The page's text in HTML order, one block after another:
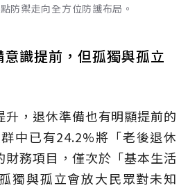
防禦走向全方位防護布局。
識提前，但孤獨與孤立
升，退休準備也有明顯提前的
中已有24.2%將「老後退休
財務項目，僅次於「基本生活
獨與孤立會放大民眾對未知